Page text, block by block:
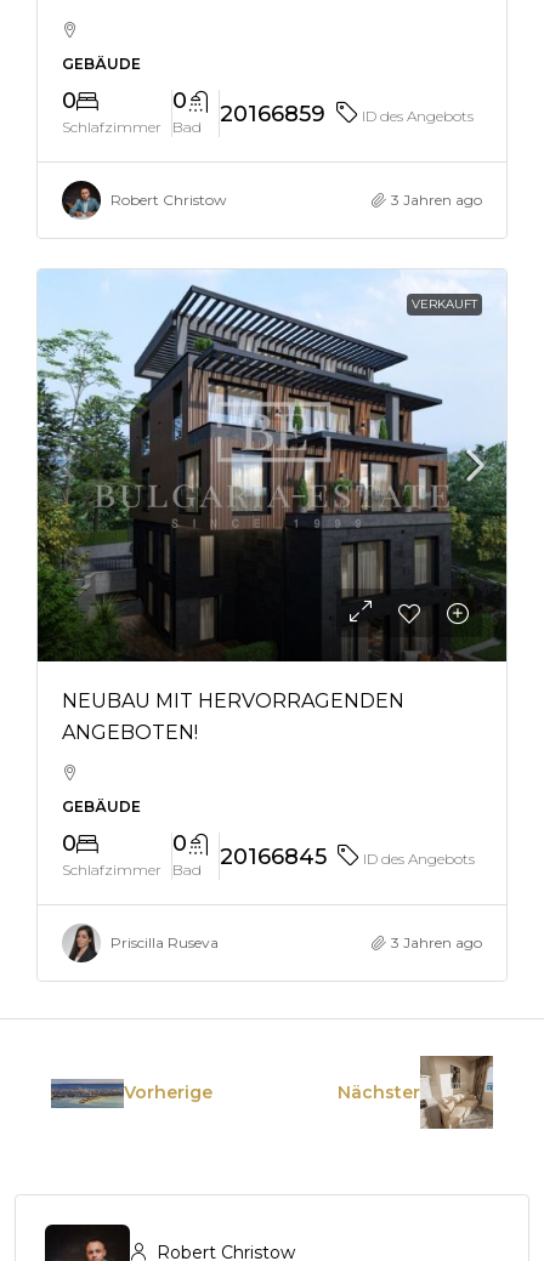
GEBÄUDE
0
Schlafzimmer
0
Bad 20166859 ID des Angebots
Robert Christow 3 Jahren ago
VERKAUFT
NEUBAU MIT HERVORRAGENDEN
ANGEBOTEN!
GEBÄUDE
0
Schlafzimmer
0
Bad 20166845 ID des Angebots
Priscilla Ruseva 3 Jahren ago
Vorherige Nächster
Robert Christow